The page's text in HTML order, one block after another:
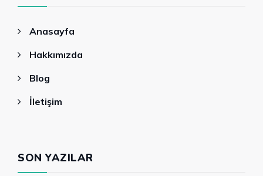
Anasayfa
Hakkımızda
Blog
İletişim
SON YAZILAR